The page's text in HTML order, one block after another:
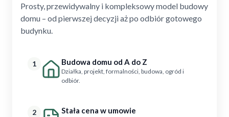
Prosty, przewidywalny i kompleksowy model budowy
domu – od pierwszej decyzji aż po odbiór gotowego
budynku.
1 Budowa domu od A do Z
Działka, projekt, formalności, budowa, ogród i
odbiór.
2 Stała cena w umowie